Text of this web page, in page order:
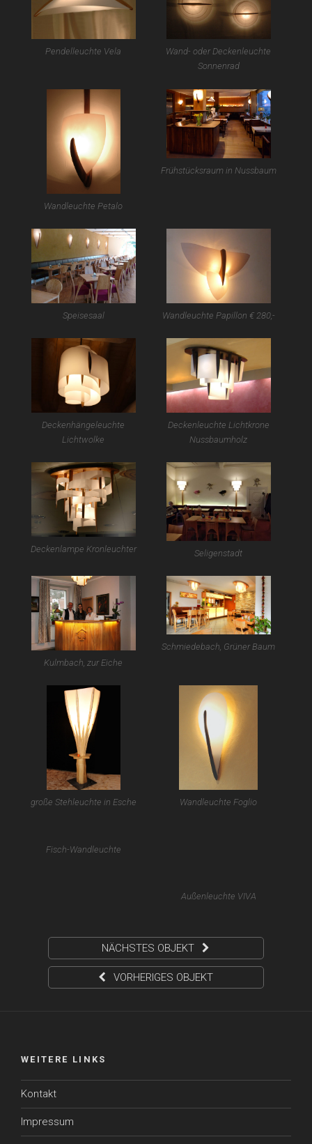
Pendelleuchte Vela
Wand- oder Deckenleuchte
Sonnenrad
Wandleuchte Petalo
Frühstücksraum in Nussbaum
Speisesaal Wandleuchte Papillon € 280,-
Deckenhängeleuchte
Lichtwolke
Deckenleuchte Lichtkrone
Nussbaumholz
Deckenlampe Kronleuchter Seligenstadt
Kulmbach, zur Eiche
Schmiedebach, Grüner Baum
große Stehleuchte in Esche Wandleuchte Foglio
Fisch-Wandleuchte
Außenleuchte VIVA
NÄCHSTES OBJEKT
VORHERIGES OBJEKT
WEITERE LINKS
Kontakt
Impressum